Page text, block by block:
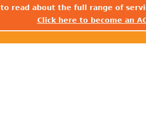
to read about the full range of
Click here to become an